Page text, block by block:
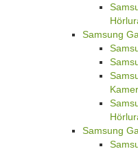
Samsung
Samsung